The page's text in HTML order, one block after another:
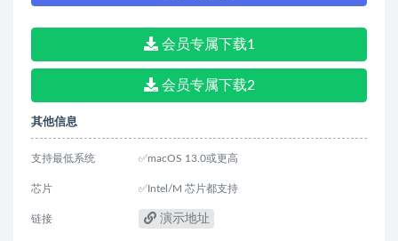
会员专属下载1
会员专属下载2
其他信息
支持最低系统 ✅macOS 13.0或更高
芯片 ✅Intel/M 芯片都支持
链接 演示地址